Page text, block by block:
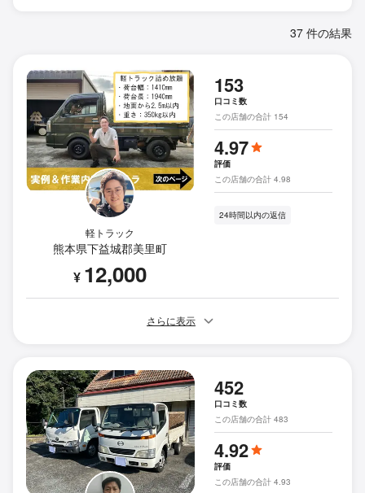
37 件の結果
軽トラック
熊本県下益城郡美里町
¥ 12,000
153
口コミ数
この店舗の合計 154
4.97
評価
この店舗の合計 4.98
24時間以内の返信
さらに表示
452
口コミ数
この店舗の合計 483
4.92
評価
この店舗の合計 4.93